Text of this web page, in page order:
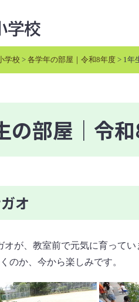
学校 > 各学年の部屋｜令和8年度 > 1年
の部屋｜令
オ
オが、教室前で元気に育って
のか、今から楽しみです。